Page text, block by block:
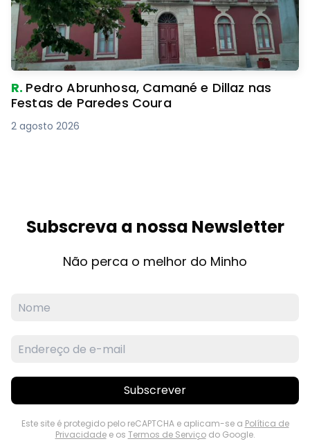
R. Pedro Abrunhosa, Camané e Dillaz nas
Festas de Paredes Coura
2 agosto 2026
Subscreva a nossa Newsletter
Não perca o melhor do Minho
Subscrever
Este site é protegido pelo reCAPTCHA e aplicam-se a Política de
Privacidadee os Termos de Serviçodo Google.